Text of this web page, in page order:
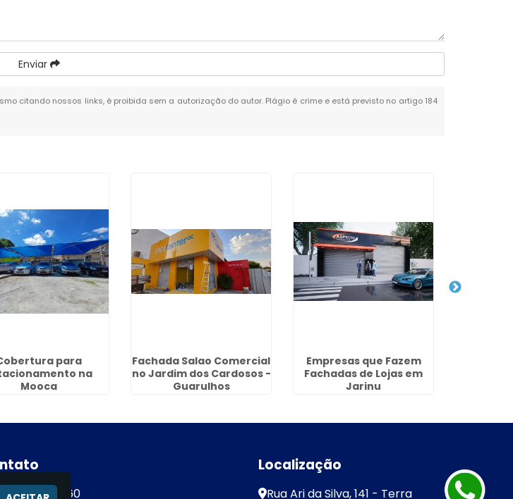
Enviar
citando nossos links, é proibida sem a autorização do autor. Plágio é crime e está previsto no artigo 184
para
na
Mooca
Fachada Salao Comercial
no Jardim dos Cardosos -
Guarulhos
Empresas que Fazem
Fachadas de Lojas em
Jarinu
94365-9460
Localização
Rua Ari da Silva, 141 - Terra